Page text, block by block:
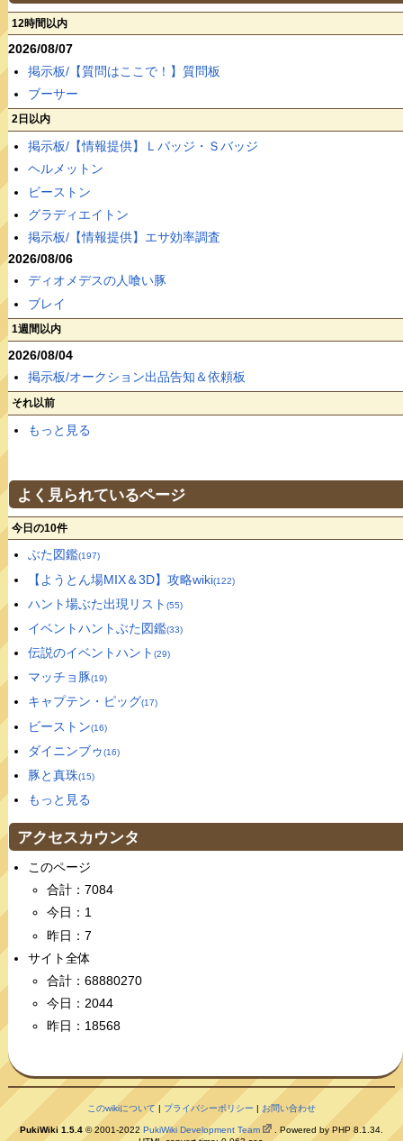
12時間以内
2026/08/07
掲示板/【質問はここで！】質問板
ブーサー
2日以内
掲示板/【情報提供】Ｌバッジ・Ｓバッジ
ヘルメットン
ビーストン
グラディエイトン
掲示板/【情報提供】エサ効率調査
2026/08/06
ディオメデスの人喰い豚
ブレイ
1週間以内
2026/08/04
掲示板/オークション出品告知＆依頼板
それ以前
もっと見る
よく見られているページ
今日の10件
ぶた図鑑(197)
【ようとん場MIX＆3D】攻略wiki(122)
ハント場ぶた出現リスト (55)
イベントハントぶた図鑑(33)
伝説のイベントハント (29)
マッチョ豚(19)
キャプテン・ピッグ(17)
ビーストン(16)
ダイニンブゥ(16)
豚と真珠(15)
もっと見る
アクセスカウンタ
このページ
合計：7084
今日：1
昨日：7
サイト全体
合計：68880270
今日：2044
昨日：18568
このwikiについて | プライバシーポリシー | お問い合わせ
PukiWiki 1.5.4 © 2001-2022 PukiWiki Development Team
. Powered by PHP 8.1.34.